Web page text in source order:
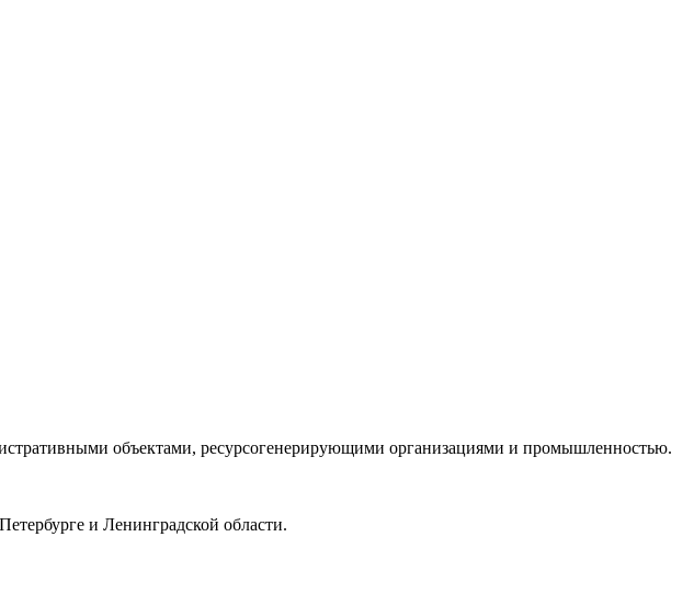
объектами, ресурсогенерирующими организациями и промышленностью.
и Ленинградской области.